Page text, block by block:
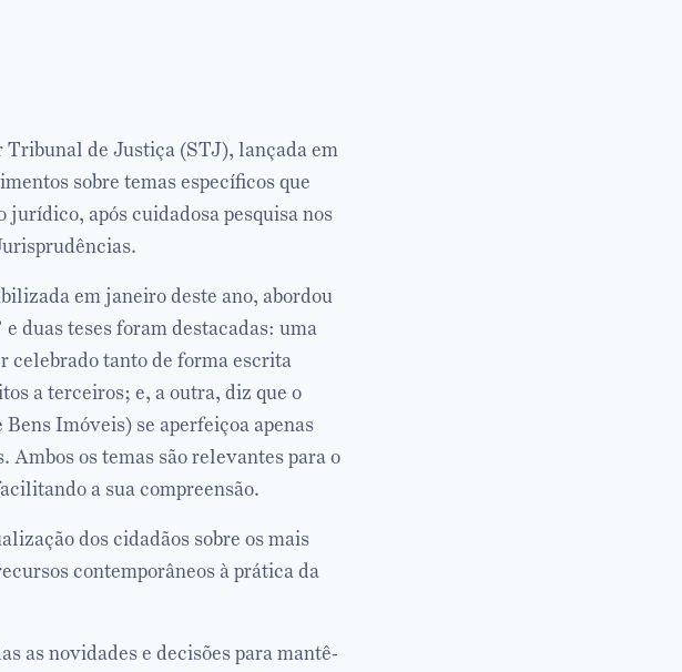
de Justiça (STJ), lançada em
sobre temas específicos que
jurídico, após cuidadosa pesquisa nos
em janeiro deste ano, abordou
duas teses foram destacadas: uma
celebrado tanto de forma escrita
a terceiros; e, a outra, diz que o
Imóveis) se aperfeiçoa apenas
os temas são relevantes para o
a sua compreensão.
dos cidadãos sobre os mais
contemporâneos à prática da
as novidades e decisões para mantê-